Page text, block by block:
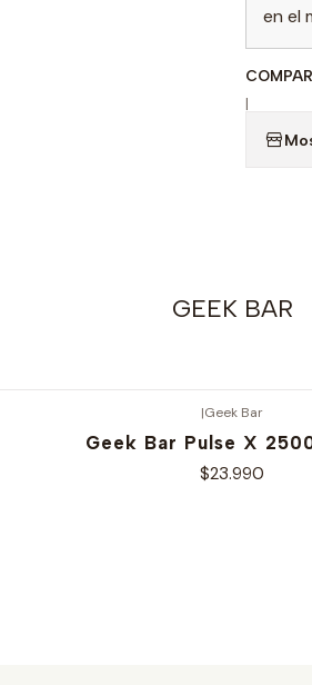
en el
|
GEEK BAR
|Geek Bar
Geek Bar Pulse X
$23.990